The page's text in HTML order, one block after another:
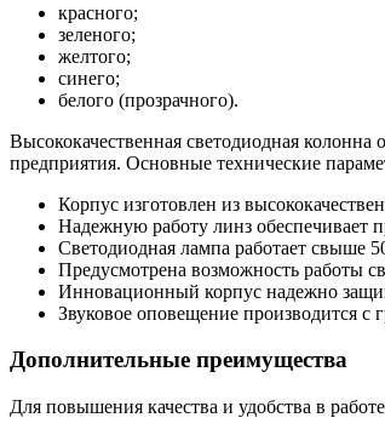
красного;
зеленого;
желтого;
синего;
белого (прозрачного).
Высококачественная светодиодная
предприятия. Основные технические
Корпус изготовлен из
Надежную работу линз обеспечивает
Светодиодная лампа работает свыше
Предусмотрена возможность работы
Инновационный корпус надежно
Звуковое оповещение производится с
Дополнительные преимущества
Для повышения качества и удобства в